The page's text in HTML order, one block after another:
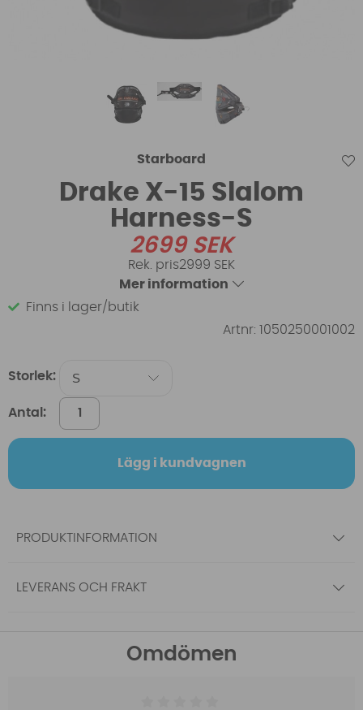
Starboard
Drake X-15 Slalom
Harness-S
2699SEK
2999 SEK
Mer information
Finns i lager/butik
Artnr: 1050250001002
Storlek:
Antal:
Lägg i kundvagnen
PRODUKTINFORMATION
LEVERANS OCH FRAKT
Omdömen